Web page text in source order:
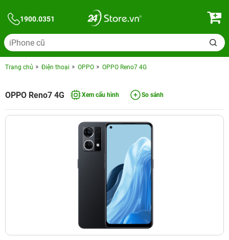
1900.0351
Trang chủ Điện thoại OPPO OPPO Reno7 4G
OPPO Reno7 4G Xem cấu hình So sánh